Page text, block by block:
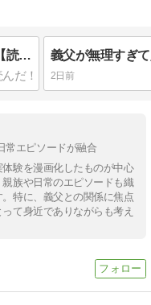
義父が無理すぎて人生やり直し-92【読者さん妊活／妊娠体験談73】
2日前
常エピソードが融合
験を漫画化したものが中心
族や日常のエピソードも織
特に、義父との関係に焦点
て身近でありながらも考え